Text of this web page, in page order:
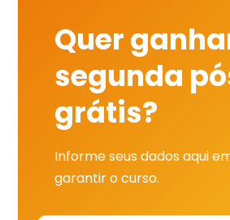
Quer
segunda
grátis?
Informe seus dados aqui
garantir o curso.